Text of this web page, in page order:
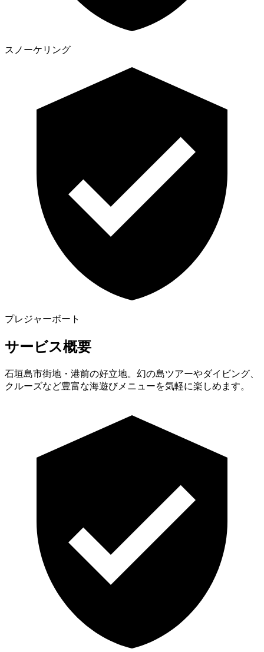
スノーケリング
プレジャーボート
サービス概要
石垣島市街地・港前の好立地。幻の島ツアーやダイビング、
クルーズなど豊富な海遊びメニューを気軽に楽しめます。